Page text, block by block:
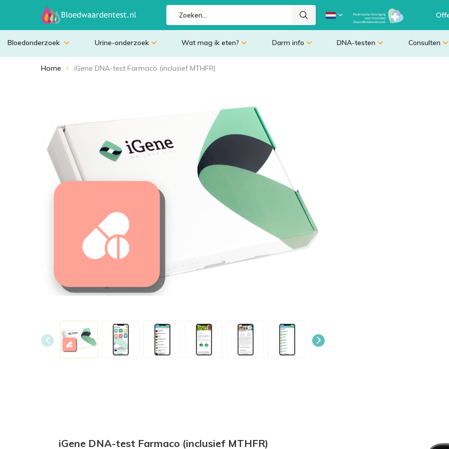
Bloedonderzoek Urine-onderzoek Wat mag ik eten? Darm info DNA-testen Consulten
Home iGene DNA-test Farmaco (inclusief MTHFR)
iGene DNA-test Farmaco (inclusief MTHFR)